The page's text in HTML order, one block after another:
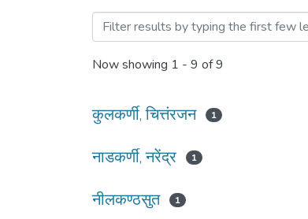
Browsing १७० दिशा :
Now showing 1 - 9 of 9
कुलकर्णी, चित्तंरजन 1
नाडकर्णी, नरेंद्र 1
नीलकण्ठसुत 1